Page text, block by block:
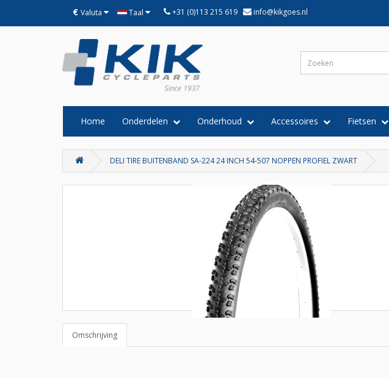
€ Valuta Taal +31 (0)113 215 619 info@kikgoes.nl
Home Onderdelen Onderhoud Accessoires Fietsen
DELI TIRE BUITENBAND SA-224 24 INCH 54-507 NOPPEN PROFIEL ZWART
Omschrijving